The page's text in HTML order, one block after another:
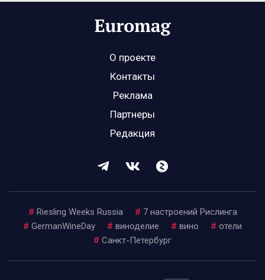
О проекте
Контакты
Реклама
Партнеры
Редакция
# Riesling Weeks Russia # 7 настроений Рислинга
# GermanWineDay # виноделие # вино # отели
# Санкт-Петербург